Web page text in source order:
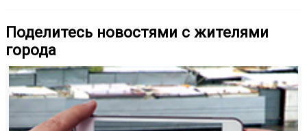
Поделитесь новостями с жителями
города